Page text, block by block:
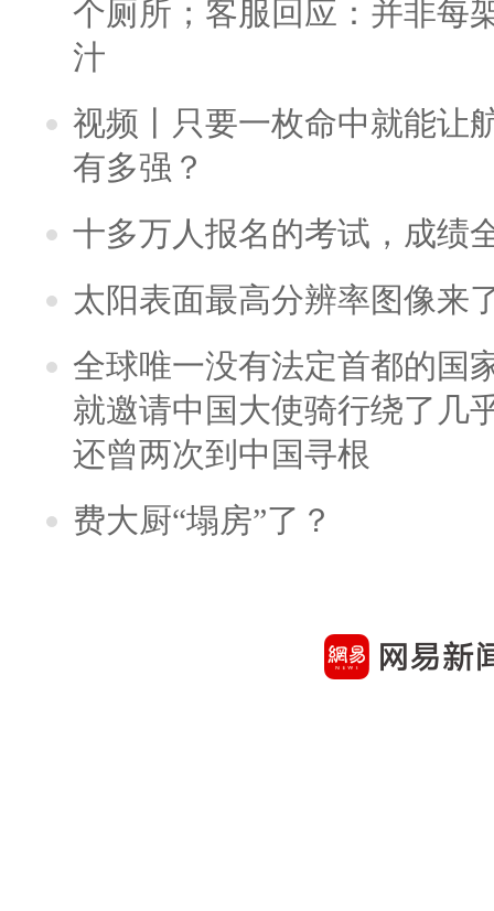
个厕所；客服回应：并非每
汁
视频丨只要一枚命中就能让
有多强？
十多万人报名的考试，成绩
太阳表面最高分辨率图像来
全球唯一没有法定首都的国
就邀请中国大使骑行绕了几
还曾两次到中国寻根
费大厨“塌房”了？